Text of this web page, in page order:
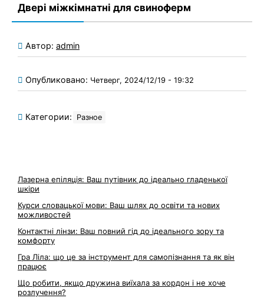
Двері міжкімнатні для свиноферм
Автор: admin
Опубликовано: Четверг, 2024/12/19 - 19:32
Категории: Разное
Лазерна епіляція: Ваш путівник до ідеально гладенької
шкіри
Курси словацької мови: Ваш шлях до освіти та нових
можливостей
Контактні лінзи: Ваш повний гід до ідеального зору та
комфорту
Гра Ліла: що це за інструмент для самопізнання та як він
працює
Що робити, якщо дружина виїхала за кордон і не хоче
розлучення?